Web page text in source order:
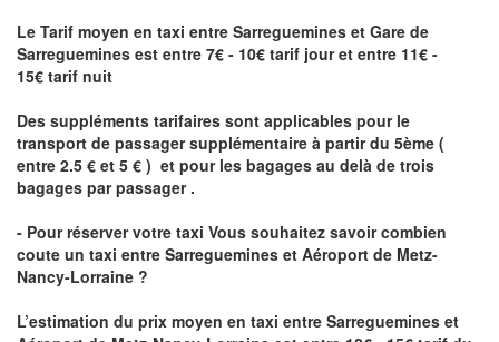
Le Tarif moyen en taxi entre Sarreguemines et Gare de
Sarreguemines est entre 7€ - 10€ tarif jour et entre 11€ -
15€ tarif nuit
Des suppléments tarifaires sont applicables pour le
transport de passager supplémentaire à partir du 5ème (
entre 2.5 € et 5 € ) et pour les bagages au delà de trois
bagages par passager .
- Pour réserver votre taxi Vous souhaitez savoircombien
coute un taxi entre Sarreguemines et Aéroport de Metz-
Nancy-Lorraine ?
L’estimation du prix moyen en taxi entre Sarreguemines et